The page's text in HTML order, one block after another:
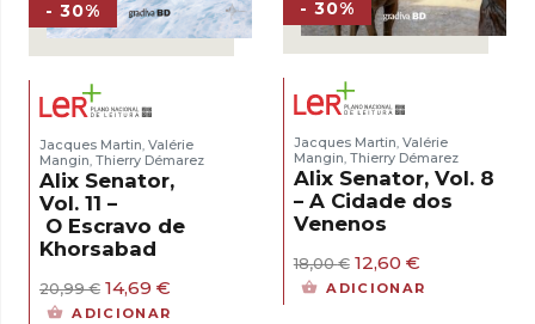
- 30%
Jacques Martin Valérie
Mangin Thierry Démarez
Alix Senator,
Vol. 11 –
O Escravo de
Khorsabad
20,99€ O
preço
14,69 €
ADICIONAR
- 30%
Jacques Martin Valérie
Mangin Thierry Démarez
Alix Senator, Vol. 8
– A Cidade dos
Venenos
18,00€ O
preço
12,60 €O
preço
ADICIONAR